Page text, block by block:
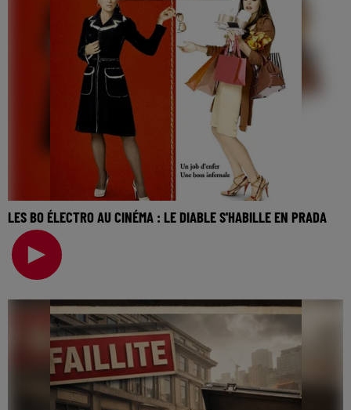
LES BO ÉLECTRO AU CINÉMA : LE DIABLE S'HABILLE EN PRADA
La music story du jour c’est celle des BO électro au
cinéma… On va revenir sur cette semaine, sur to